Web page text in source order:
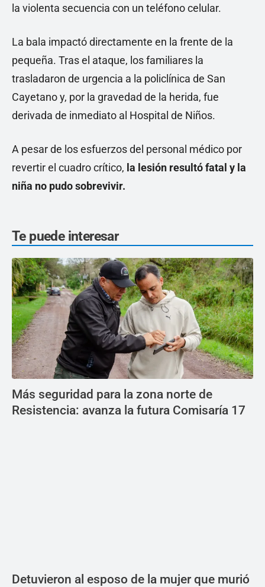
la violenta secuencia con un teléfono celular.
La bala impactó directamente en la frente de la
pequeña. Tras el ataque, los familiares la
trasladaron de urgencia a la policlínica de San
Cayetano y, por la gravedad de la herida, fue
derivada de inmediato al Hospital de Niños.
A pesar de los esfuerzos del personal médico por
revertir el cuadro crítico, la lesión resultó fatal y la
niña no pudo sobrevivir.
Te puede interesar
Más seguridad para la zona norte de
Resistencia: avanza la futura Comisaría 17
Detuvieron al esposo de la mujer que murió